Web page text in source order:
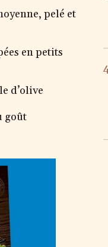
pelé et
en petits
d’olive
goût